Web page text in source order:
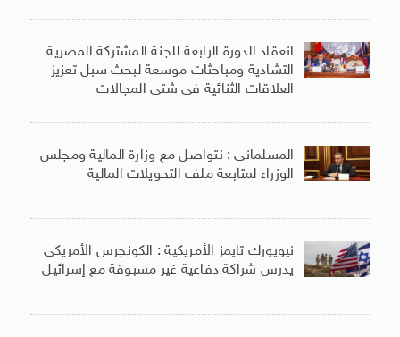
انعقاد الدورة الرابعة للجنة المشتركة المصرية
التشادية ومباحثات موسعة لبحث سبل تعزيز
العلاقات الثنائية فى شتى المجالات
المسلمانى : نتواصل مع وزارة المالية ومجلس
الوزراء لمتابعة ملف التحويلات المالية
نيويورك تايمز الأمريكية : الكونجرس الأمريكى
يدرس شراكة دفاعية غير مسبوقة مع إسرائيل